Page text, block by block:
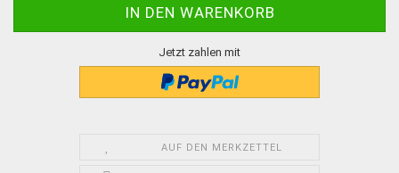
Jetzt zahlen mit
AUF DEN MERKZETTEL